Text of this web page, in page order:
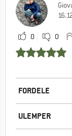
0 0
FORDELE
ULEMPER